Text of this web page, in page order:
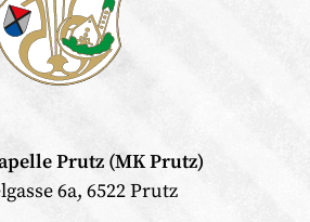
Prutz (MK Prutz)
6a, 6522 Prutz